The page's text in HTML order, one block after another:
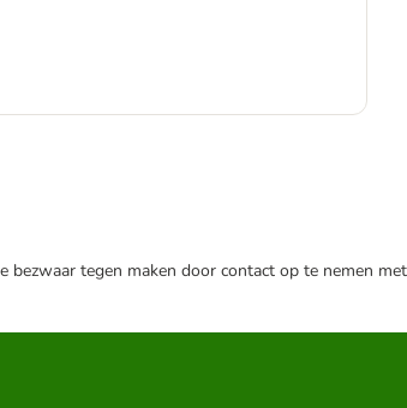
tegen maken door contact op te nemen met